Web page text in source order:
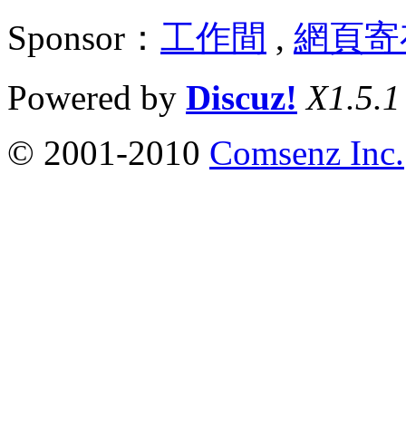
Sponsor： 工作間 , 網頁
Powered by Discuz! X1.5.1
© 2001-2010 Comsenz Inc.